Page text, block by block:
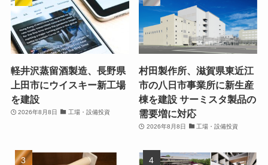
軽井沢蒸留酒製造、長野県
上田市にウイスキー新工場
を建設
2026年8月8日 工場・設備投資
村田製作所、滋賀県東近江
市の八日市事業所に新生産
棟を建設 サーミスタ製品の
需要増に対応
2026年8月8日 工場・設備投資